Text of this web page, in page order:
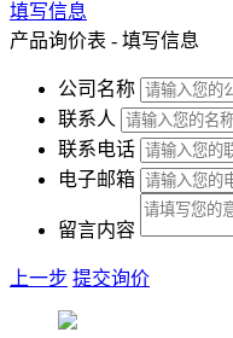
填写信息
产品询价表 - 填写信息
公司名称
联系人
联系电话
电子邮箱
留言内容
上一步 提交询价